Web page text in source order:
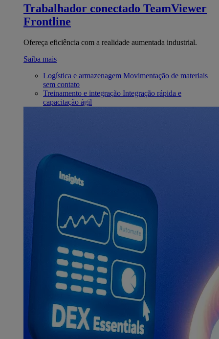
Trabalhador conectado TeamViewer
Frontline
Ofereça eficiência com a realidade aumentada industrial.
Saiba mais
Logística e armazenagem Movimentação de materiais
sem contato
Treinamento e integração Integração rápida e
capacitação ágil